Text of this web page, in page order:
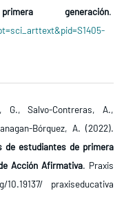
generación.
G., Salvo-Contreras, A.,
Bórquez, A. (2022).
de estudiantes de primera
Acción Afirmativa. Praxis
praxiseducativa